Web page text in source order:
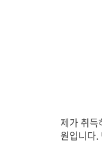
제가 취득
원입니다